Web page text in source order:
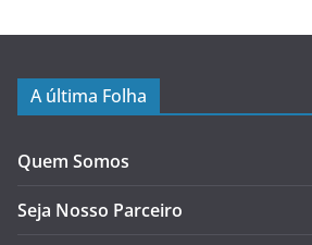
A última Folha
Quem Somos
Seja Nosso Parceiro